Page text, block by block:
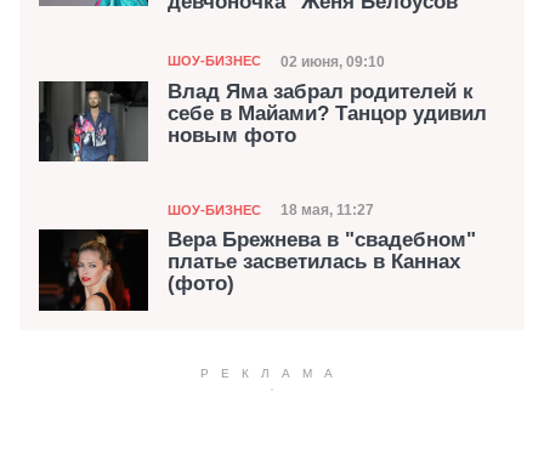
Категория
ШОУ-БИЗНЕС Дата публикации
02 июня, 09:10
Влад Яма забрал родителей к
себе в Майами? Танцор удивил
новым фото
Категория
ШОУ-БИЗНЕС Дата публикации
18 мая, 11:27
Вера Брежнева в "свадебном"
платье засветилась в Каннах
(фото)